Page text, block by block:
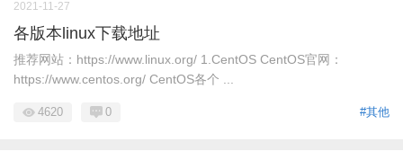
2021-11-27
各版本linux下载地址
推荐网站：https://www.linux.org/ 1.CentOS CentOS官网：
https://www.centos.org/ CentOS各个 ...
#其他
4620 0